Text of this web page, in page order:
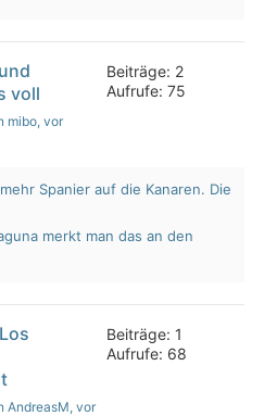
voll
mibo, vor
Beiträge: 2
Aufrufe: 75
Spanier auf die Kanaren. Die
merkt man das an den
AndreasM, vor
Beiträge: 1
Aufrufe: 68